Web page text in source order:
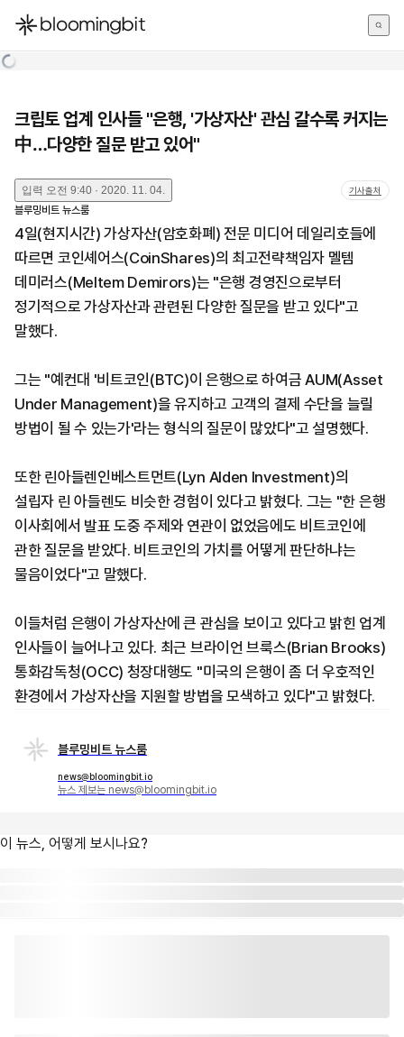
한국어
크립토 업계 인사들 "은행, '가상자산' 관심 갈수록 커지는
中…다양한 질문 받고 있어"
입력 오전 9:40 · 2020. 11. 04. 기사출처
블루밍비트 뉴스룸
4일(현지시간) 가상자산(암호화폐) 전문 미디어 데일리호들에
따르면 코인셰어스(CoinShares)의 최고전략책임자 멜템
데미러스(Meltem Demirors)는 "은행 경영진으로부터
정기적으로 가상자산과 관련된 다양한 질문을 받고 있다"고
말했다.
그는 "예컨대 '비트코인(BTC)이 은행으로 하여금 AUM(Asset
Under Management)을 유지하고 고객의 결제 수단을 늘릴
방법이 될 수 있는가'라는 형식의 질문이 많았다"고 설명했다.
또한 린아들렌인베스트먼트(Lyn Alden Investment)의
설립자 린 아들렌도 비슷한 경험이 있다고 밝혔다. 그는 "한 은행
이사회에서 발표 도중 주제와 연관이 없었음에도 비트코인에
관한 질문을 받았다. 비트코인의 가치를 어떻게 판단하냐는
물음이었다"고 말했다.
이들처럼 은행이 가상자산에 큰 관심을 보이고 있다고 밝힌 업계
인사들이 늘어나고 있다. 최근 브라이언 브룩스(Brian Brooks)
통화감독청(OCC) 청장대행도 "미국의 은행이 좀 더 우호적인
환경에서 가상자산을 지원할 방법을 모색하고 있다"고 밝혔다.
블루밍비트 뉴스룸
news@bloomingbit.io
뉴스 제보는 news@bloomingbit.io
이 뉴스, 어떻게 보시나요?